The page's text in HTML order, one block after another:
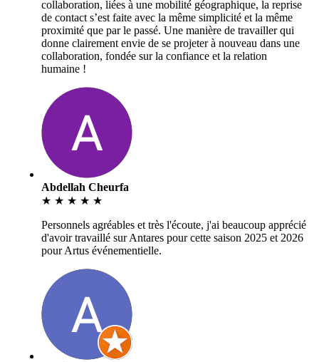
collaboration, liées à une mobilité géographique, la reprise
de contact s’est faite avec la même simplicité et la même
proximité que par le passé. Une manière de travailler qui
donne clairement envie de se projeter à nouveau dans une
collaboration, fondée sur la confiance et la relation
humaine !
Abdellah Cheurfa
★ ★ ★ ★ ★
Personnels agréables et très l'écoute, j'ai beaucoup apprécié
d'avoir travaillé sur Antares pour cette saison 2025 et 2026
pour Artus événementielle.